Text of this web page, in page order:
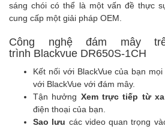
sáng chói có thể là một vấn đề thực
cung cấp một giải pháp OEM.
Công nghệ đám mây
trình Blackvue DR650S-1CH
Kết nối với BlackVue của bạn
với BlackVue với đám mây.
Tận hưởng Xem trực tiếp từ xa
điện thoại của bạn.
Sao lưu các video quan trọng